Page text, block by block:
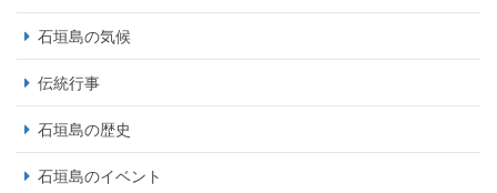
石垣島の気候
伝統行事
石垣島の歴史
石垣島のイベント